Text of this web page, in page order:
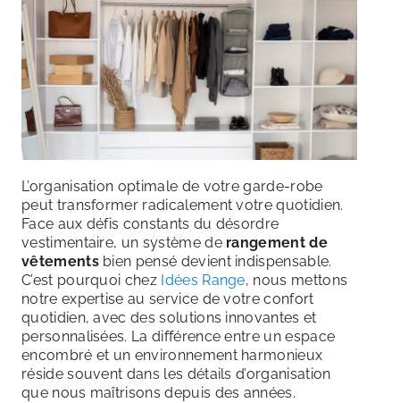
L’organisation optimale de votre garde-robe
peut transformer radicalement votre quotidien.
Face aux défis constants du désordre
vestimentaire, un système de rangement de
vêtementsbien pensé devient indispensable.
C’est pourquoi chez Idées Range, nous mettons
notre expertise au service de votre confort
quotidien, avec des solutions innovantes et
personnalisées. La différence entre un espace
encombré et un environnement harmonieux
réside souvent dans les détails d’organisation
que nous maîtrisons depuis des années.